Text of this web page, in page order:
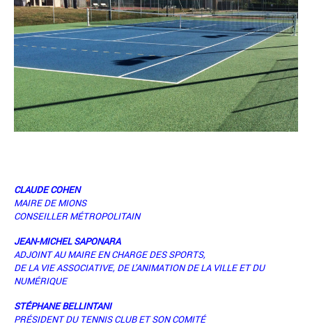
CLAUDE COHEN
MAIRE DE MIONS
CONSEILLER MÉTROPOLITAIN
JEAN-MICHEL SAPONARA
ADJOINT AU MAIRE EN CHARGE DES SPORTS,
DE LA VIE ASSOCIATIVE, DE L’ANIMATION DE LA VILLE ET DU
NUMÉRIQUE
STÉPHANE BELLINTANI
PRÉSIDENT DU TENNIS CLUB ET SON COMITÉ